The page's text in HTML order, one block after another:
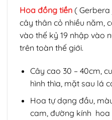
Hoa đồng tiền (
cây thân cỏ nhiều năm,
vào thế kỷ 19 nhập vào
trên toàn thế giới.
Cây cao 30 – 40cm,
hình thìa, mặt sau lá
Hoa tự dạng đầu,
cam, đường kính hoa